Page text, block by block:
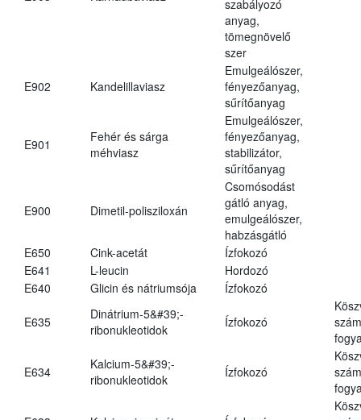
szabályozó
anyag,
tömegnövelő
szer
E902 Kandelillaviasz
Emulgeálószer,
fényezőanyag,
sűrítőanyag
E901
Fehér és sárga
méhviasz
Emulgeálószer,
fényezőanyag,
stabilizátor,
sűrítőanyag
E900 Dimetil-polisziloxán
Csomósodást
gátló anyag,
emulgeálószer,
habzásgátló
E650
Cink-acetát
Ízfokozó
E641
L-leucin
Hordozó
E640
Glicin és nátriumsója Ízfokozó
E635
Dinátrium-5&#39;-
ribonukleotidok
Ízfokozó
E634
Kalcium-5&#39;-
ribonukleotidok
Ízfokozó